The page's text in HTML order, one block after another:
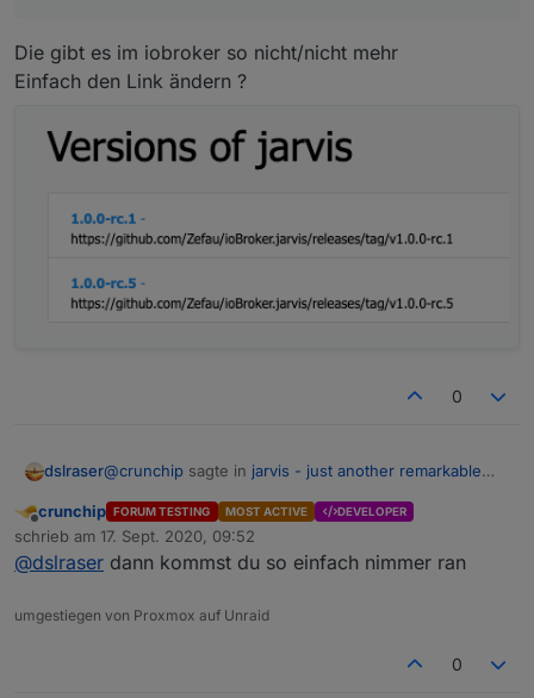
Die gibt es im iobroker so nicht/nicht mehr
Einfach den Link ändern ?
0
dslraser@crunchip sagte in jarvis - just another remarkable
habe noch die rc.4, da funktioniert es
Einfach den Link ändern ?
Offline
crunchip FORUM TESTING MOST ACTIVE DEVELOPER
schrieb am 17. Sept. 2020, 09:52
zuletzt editiert von
@dslraser dann kommst du so einfach nimmer ran
umgestiegen von Proxmox auf Unraid
0